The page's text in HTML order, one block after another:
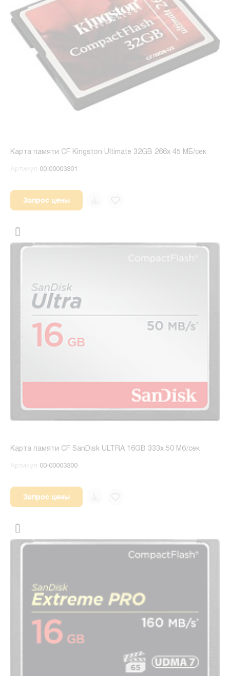
Карта памяти CF Kingston Ultimate 32GB 266x 45 МБ/сек
Артикул 00-00003301
Запрос цены
Карта памяти CF SanDisk ULTRA 16GB 333x 50 Мб/сек
Артикул 00-00003300
Запрос цены